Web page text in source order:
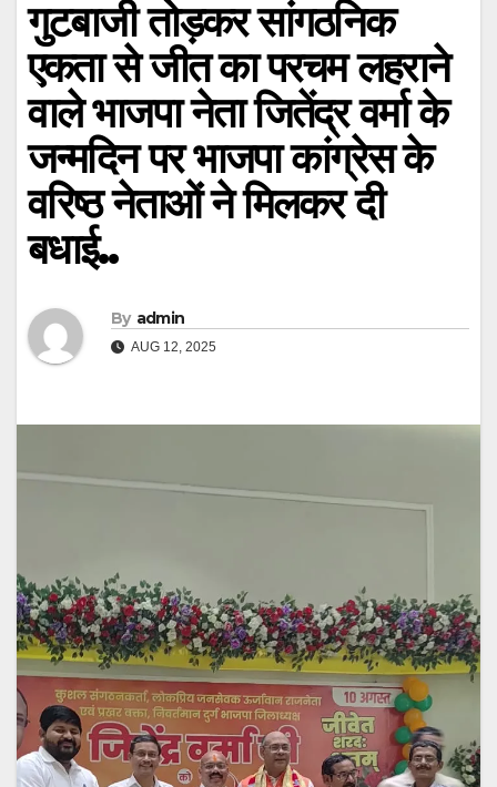
गुटबाजी तोड़कर सांगठनिक
एकता से जीत का परचम लहराने
वाले भाजपा नेता जितेंद्र वर्मा के
जन्मदिन पर भाजपा कांग्रेस के
वरिष्ठ नेताओं ने मिलकर दी
बधाई..
By admin
AUG 12, 2025